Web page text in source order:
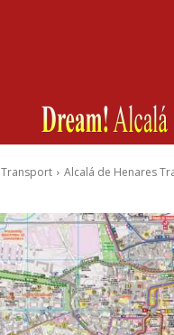
Transport
Alcalá de Henares